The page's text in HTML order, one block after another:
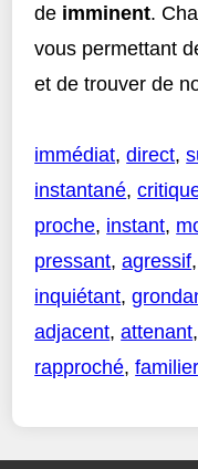
de imminent.
vous permettant
et de trouver de
immédiat,direct,
instantané,
proche, instant,
pressant,agressif
inquiétant,
adjacent,attenant,
rapproché,familier